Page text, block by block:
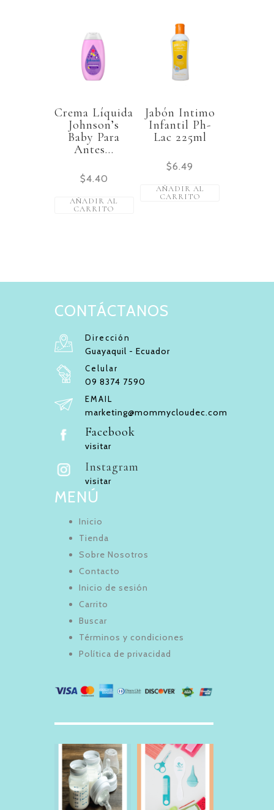
Crema Líquida
Johnson’s
Baby Para
Antes...
$4.40
AÑADIR AL
CARRITO
Jabón Intimo
Infantil Ph-
Lac 225ml
$6.49
AÑADIR AL
CARRITO
CONTÁCTANOS
Dirección
Guayaquil - Ecuador
Celular
09 8374 7590
EMAIL
marketing@mommycloudec.com
Facebook
visitar
Instagram
visitar
MENÚ
Inicio
Tienda
Sobre Nosotros
Contacto
Inicio de sesión
Carrito
Buscar
Términos y condiciones
Política de privacidad